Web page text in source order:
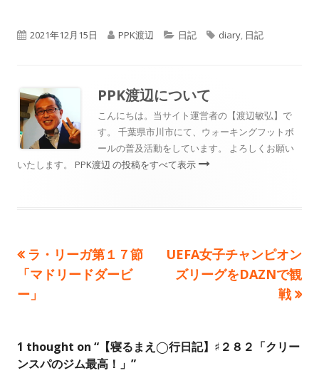
公
2021年12月15日
作
PPK渡辺
カ
リ
ー
日記
タ
diary, 日記
PPK渡辺について
こんにちは。当サイト運営者の【渡辺敏弘】で
す。 千葉県市川市にて、ウォーキングフットボ
ールの普及活動をしています。 よろしくお願い
いたします。 PPK渡辺 の投稿をすべて表示
投
稿
ビ
前
の
記
ラ・リーガ第１７節
「マドリードダービ
ー」
次
の
UEFA女子チャンピオン
ズリーグをDAZNで観
戦
1 thought on “ 【寝るまえ◯行日記】♯２８２「クリー
ンスパのジム最高！」 ”